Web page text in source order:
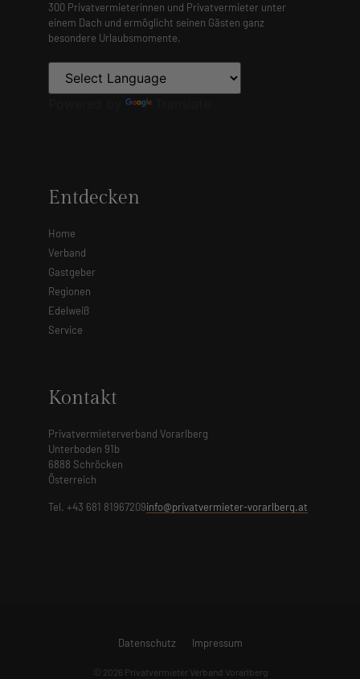
300 Privatvermieterinnen und Privatvermieter unter
einem Dach und ermöglicht seinen Gästen ganz
besondere Urlaubsmomente.
Entdecken
Home
Verband
Gastgeber
Regionen
Edelweiß
Service
Kontakt
Privatvermieterverband Vorarlberg
Unterboden 91b
6888 Schröcken
Österreich
Tel. +43 681 81967209info@privatvermieter-vorarlberg.at
Datenschutz Impressum
© 2026 Privatvermieter Verband Vorarlberg